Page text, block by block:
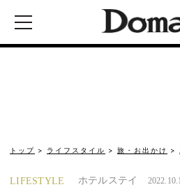
トップ ライフスタイル 旅・お出かけ
LIFESTYLE ホテルステイ